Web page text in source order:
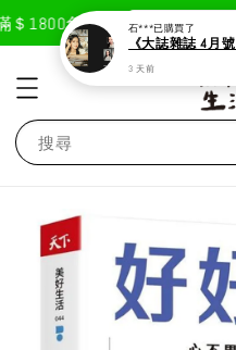
1800免運費 現在去購物！
搜尋
石***已購買了
3 天前